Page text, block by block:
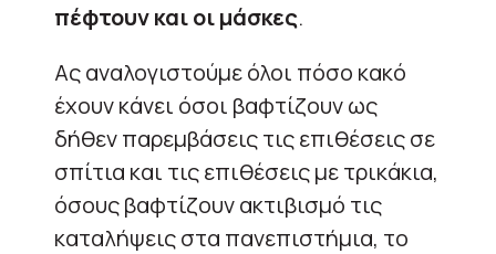
πέφτουν και οι μάσκες.
Ας αναλογιστούμε όλοι πόσο κακό
έχουν κάνει όσοι βαφτίζουν ως
δήθεν παρεμβάσεις τις επιθέσεις σε
σπίτια και τις επιθέσεις με τρικάκια,
όσους βαφτίζουν ακτιβισμό τις
καταλήψεις στα πανεπιστήμια, το